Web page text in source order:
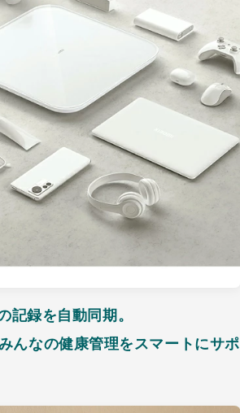
録を自動同期。
んなの健康管理をスマートにサポ